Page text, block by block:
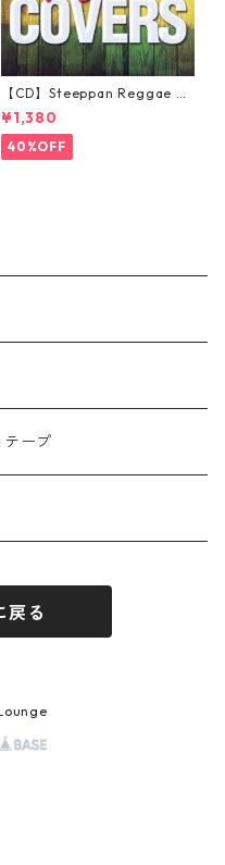
【CD】Steeppan Reggae Co
vers
¥1,380
40%OFF
ープ
戻る